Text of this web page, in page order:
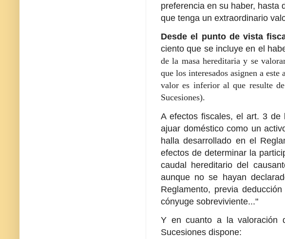
preferencia en su haber, hasta
que tenga un extraordinario
Desde el punto de vista
ciento que se incluye en el
de la masa hereditaria y se
que los interesados asignen a
valor es inferior al que resulte
Sucesiones).
A efectos fiscales, el art. 3 de
ajuar doméstico como un
halla desarrollado en el
efectos de determinar la
caudal hereditario del
aunque no se hayan
Reglamento, previa
cónyuge sobreviviente..."
Y en cuanto a la valoración
Sucesiones dispone: